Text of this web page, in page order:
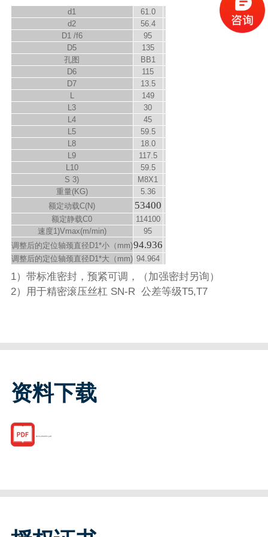
d1
61.0
d2
56.4
D1/f6
95
D5
135
孔图
BB1
D6
115
D7
13.5
L
149
L3
30
L4
45
L5
59.5
L8
18.0
L9
117.5
L10
59.5
S 3)
M8X1
重量(KG)
5.36
额定动载C(N)
53400
额定静载C0
114100
速度1)Vmax(m/min)
95
调整后的定位轴颈直径D1*小（mm)94.936
调整后的定位轴颈直径D1*大（mm) 94.964
1）带标准密封，预紧可调，（加强密封另询）
2）用于精密滚压丝杠 SN-R 公差等级T5,T7
资料下载
R151269055.pdf